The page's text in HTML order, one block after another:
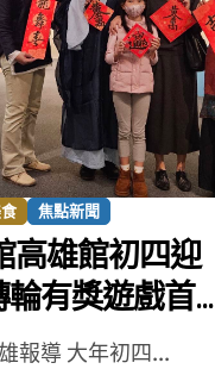
焦點新聞
高雄館初四迎
有獎遊戲首日
獎
報導 大年初四...